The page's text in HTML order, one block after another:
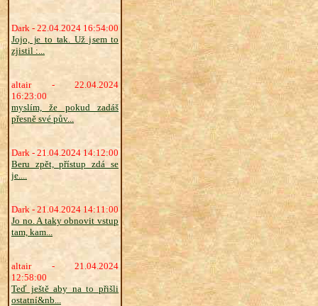
Dark - 22.04.2024 16:54:00
Jojo, je to tak. Už jsem to
zjistil :...
altair - 22.04.2024
16:23:00
myslím, že pokud zadáš
přesně své pův...
Dark - 21.04.2024 14:12:00
Beru zpět, přístup zdá se
je....
Dark - 21.04.2024 14:11:00
Jo no. A taky obnovit vstup
tam, kam...
altair - 21.04.2024
12:58:00
Teď ještě aby na to přišli
ostatní&nb...